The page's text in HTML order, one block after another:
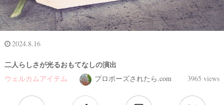
2024.8.16
二人らしさが光るおもてなしの演出
ウェルカムアイテム プロポーズされたら.com 3965 views